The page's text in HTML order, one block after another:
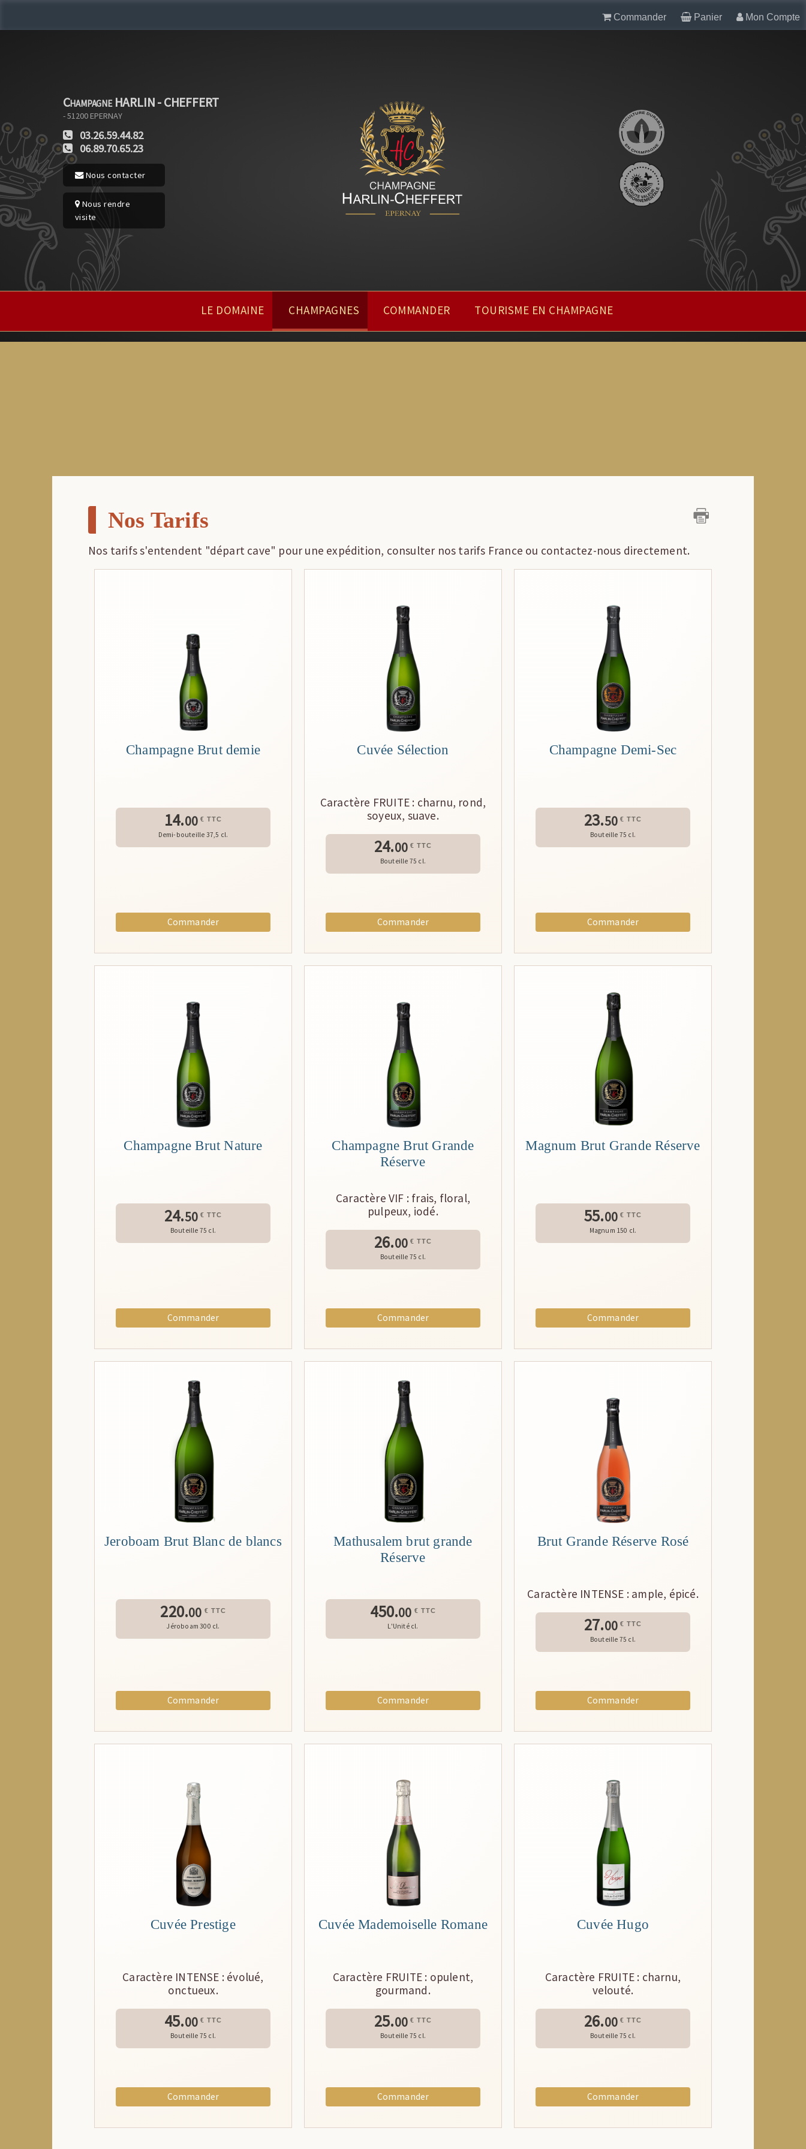
Commander Panier Mon Compte
Champagne HARLIN - CHEFFERT
- 51200EPERNAY
03.26.59.44.82
06.89.70.65.23
Nous contacter
Nous rendre
visite
LE DOMAINE CHAMPAGNES COMMANDER TOURISME EN CHAMPAGNE
Nos Tarifs
Nos tarifs s'entendent "départ cave" pour une expédition, consulter nos tarifs France ou contactez-nous directement.
Champagne Brut demie
14.00 € TTC
Demi-bouteille 37,5 cl.
Commander
Cuvée Sélection
Caractère FRUITE : charnu, rond,
soyeux, suave.
24.00€ TTC
Bouteille 75 cl.
Commander
Champagne Demi-Sec
23.50€ TTC
Bouteille 75 cl.
Commander
Champagne Brut Nature
24.50 € TTC
Bouteille 75 cl.
Commander
Champagne Brut Grande
Réserve
Caractère VIF : frais, floral,
pulpeux, iodé.
26.00€ TTC
Bouteille 75 cl.
Commander
Magnum Brut Grande Réserve
55.00€ TTC
Magnum 150 cl.
Commander
Jeroboam Brut Blanc de blancs
220.00 € TTC
Jéroboam 300 cl.
Commander
Mathusalem brut grande
Réserve
450.00 € TTC
L'Unité cl.
Commander
Brut Grande Réserve Rosé
Caractère INTENSE : ample, épicé.
27.00€ TTC
Bouteille 75 cl.
Commander
Cuvée Prestige
Caractère INTENSE : évolué,
onctueux.
45.00 € TTC
Bouteille 75 cl.
Commander
Cuvée Mademoiselle Romane
Caractère FRUITE : opulent,
gourmand.
25.00€ TTC
Bouteille 75 cl.
Commander
Cuvée Hugo
Caractère FRUITE : charnu,
velouté.
26.00€ TTC
Bouteille 75 cl.
Commander